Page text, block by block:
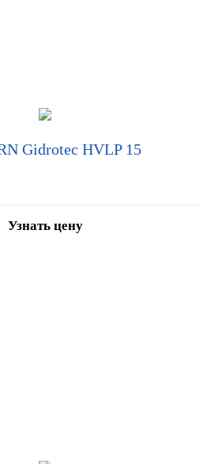
Gidrotec HVLP 15
Узнать цену